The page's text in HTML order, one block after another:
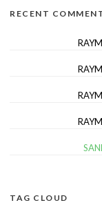
RECENT
TAG CLOUD